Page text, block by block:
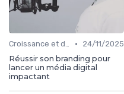
Croissance et développement •
24/11/2025
Réussir son branding pour
lancer un média digital
impactant